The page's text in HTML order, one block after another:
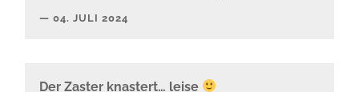
04. JULI 2024
Der Zaster knastert… leise